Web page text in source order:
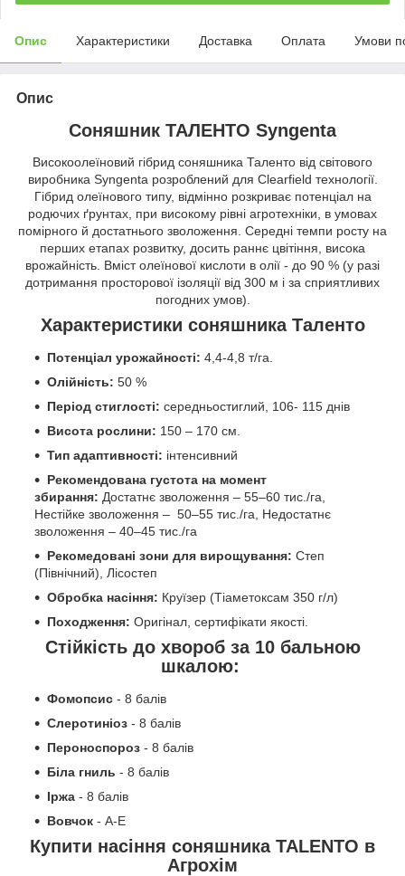
Опис Характеристики Доставка Оплата Умови
Опис
Соняшник ТАЛЕНТО Syngenta
Високоолеїновий гібрид соняшника Таленто від світового
виробника Syngenta розроблений для Clearfield технології.
Гібрид олеїнового типу, відмінно розкриває потенціал на
родючих ґрунтах, при високому рівні агротехніки, в умовах
помірного й достатнього зволоження. Середні темпи росту на
перших етапах розвитку, досить раннє цвітіння, висока
врожайність. Вміст олеїнової кислоти в олії - до 90 % (у разі
дотримання просторової ізоляції від 300 м і за сприятливих
погодних умов).
Характеристики соняшника Таленто
Потенціал урожайності: 4,4-4,8 т/га.
Олійність: 50 %
Період стиглості: середньостиглий, 106- 115 днів
Висота рослини: 150 – 170 см.
Тип адаптивності: інтенсивний
Рекомендована густота на момент
збирання: Достатнє зволоження – 55–60 тис./га,
Нестійке зволоження – 50–55 тис./га, Недостатнє
зволоження – 40–45 тис./га
Рекомедовані зони для вирощування: Степ
(Північний), Лісостеп
Обробка насіння: Круїзер (Тіаметоксам 350 г/л)
Походження: Оригінал, сертифікати якості.
Стійкість до хвороб за 10 бальною
шкалою:
Фомопсис - 8 балів
Слеротиніоз - 8 балів
Пероноспороз - 8 балів
Біла гниль - 8 балів
Іржа - 8 балів
Вовчок - А-Е
Купити насіння соняшника TALENTO в
Агрохім